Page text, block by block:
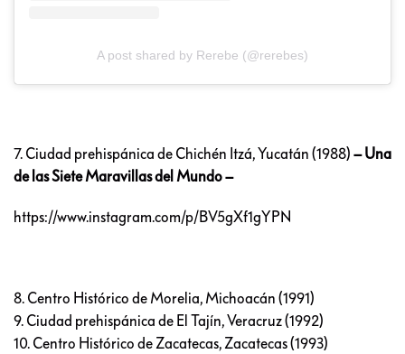
A post shared by Rerebe (@rerebes)
7. Ciudad prehispánica de Chichén Itzá, Yucatán (1988) – Una
de las Siete Maravillas del Mundo –
https://www.instagram.com/p/BV5gXf1gYPN
8. Centro Histórico de Morelia, Michoacán (1991)
9. Ciudad prehispánica de El Tajín, Veracruz (1992)
10. Centro Histórico de Zacatecas, Zacatecas (1993)